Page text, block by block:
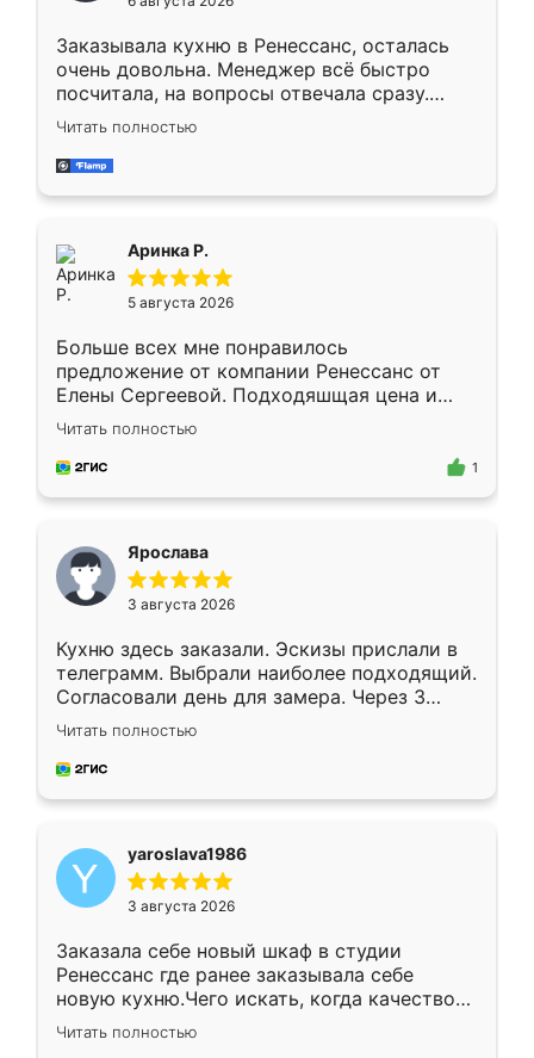
мебели буду заказывать только здесь.
Заказывала кухню в Ренессанс, осталась
очень довольна. Менеджер всё быстро
посчитала, на вопросы отвечала сразу.
Замерщик приехал в субботу, подошёл к
делу со всей ответственностью. Собрали
за день, ребята работали аккуратно, даже
Читать полностью
Аринка Р.
5 августа 2026
Больше всех мне понравилось
предложение от компании Ренессанс от
Елены Сергеевой. Подходяшщая цена и
короткие сроки изготовления. Приехавший
для замера сотрудник Владислав
предложил по моему эскизу самый
Читать полностью
1
Ярослава
3 августа 2026
Кухню здесь заказали. Эскизы прислали в
телеграмм. Выбрали наиболее подходящий.
Согласовали день для замера. Через 3
недели кухня была уже готова. Остались
довольны работой. Спасибо Ренессанс
мебель за качественную работу!
Читать полностью
yaroslava1986
3 августа 2026
Заказала себе новый шкаф в студии
Ренессанс где ранее заказывала себе
новую кухню.Чего искать, когда качеством
вполне довольна. Служит кухня уже почти
два года, нареканий нет.
Читать полностью